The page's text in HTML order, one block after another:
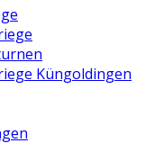
Küngoldingen